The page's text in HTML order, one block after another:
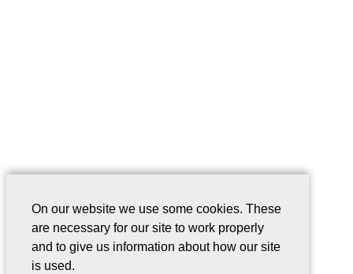
On our website we use some cookies. These
are necessary for our site to work properly
and to give us information about how our site
is used.